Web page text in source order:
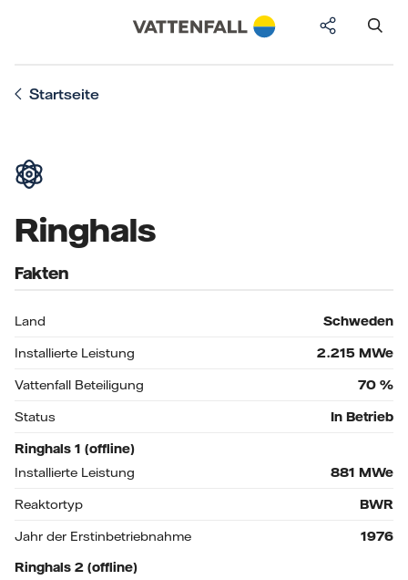
Startseite
Ringhals
Fakten
Land
Schweden
Installierte Leistung
2.215 MWe
Vattenfall Beteiligung
70 %
Status
In Betrieb
Ringhals 1 (offline)
Installierte Leistung
881 MWe
Reaktortyp
BWR
Jahr der Erstinbetriebnahme
1976
Ringhals 2 (offline)